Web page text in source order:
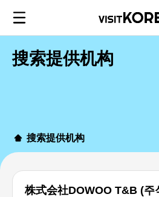
搜索提供机构
搜索提供机构
株式会社DOWOO T&B (주